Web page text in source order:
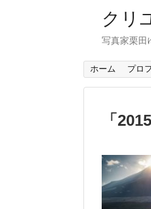
クリ
写真家栗田
ホーム プロ
「